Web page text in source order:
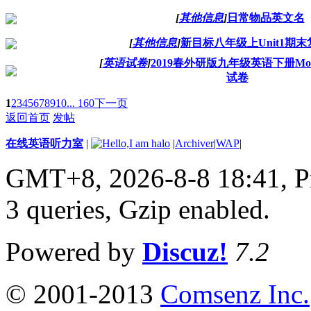
[其他信息]日常物品英文名
[其他信息]新目标八年级上Unit1期末
[英语试卷]2019春外研版九年级英语下册
试卷
12345678910... 160下一页
返回首页 发帖
在线英语听力室 | |Archiver|WAP|
GMT+8, 2026-8-8 18:41,
3 queries, Gzip enabled.
Powered by Discuz! 7.2
© 2001-2013 Comsenz Inc.